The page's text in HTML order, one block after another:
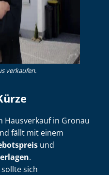
verkaufen.
Hausverkauf in Gronau
fällt mit einem
und
.
sollte sich